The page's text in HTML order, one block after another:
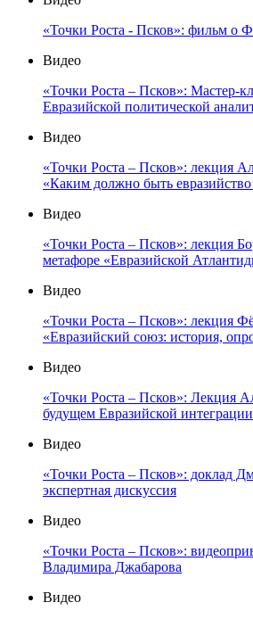
«Точки Роста - Псков»: фильм о
Видео
«Точки Роста – Псков»: Мастер-
Евразийской политической
Видео
«Точки Роста – Псков»: лекция
«Каким должно быть
Видео
«Точки Роста – Псков»: лекция
метафоре «Евразийской
Видео
«Точки Роста – Псков»: лекция
«Евразийский союз: история,
Видео
«Точки Роста – Псков»: Лекция
будущем Евразийской интеграции
Видео
«Точки Роста – Псков»: доклад
экспертная дискуссия
Видео
«Точки Роста – Псков»:
Владимира Джабарова
Видео